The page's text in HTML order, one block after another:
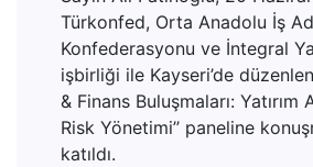
Türkonfed, Orta Anadolu İş
Konfederasyonu ve İntegral
işbirliği ile Kayseri’de
& Finans Buluşmaları:
Risk Yönetimi’’ paneline
katıldı.